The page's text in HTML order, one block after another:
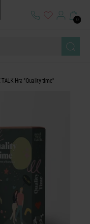
0
TALK Hra "Quality time"